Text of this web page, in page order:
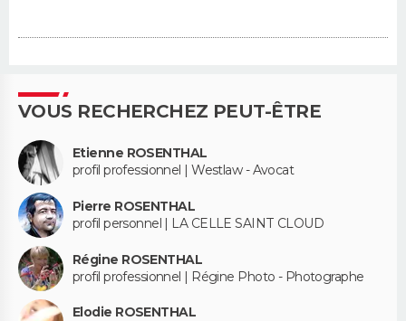
VOUS RECHERCHEZ PEUT-ÊTRE
Etienne ROSENTHAL
profil professionnel | Westlaw - Avocat
Pierre ROSENTHAL
profil personnel | LA CELLE SAINT CLOUD
Régine ROSENTHAL
profil professionnel | Régine Photo - Photographe
Elodie ROSENTHAL